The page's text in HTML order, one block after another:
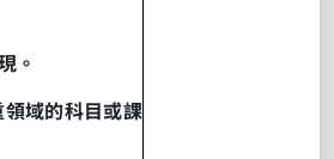
。
域的科目或課